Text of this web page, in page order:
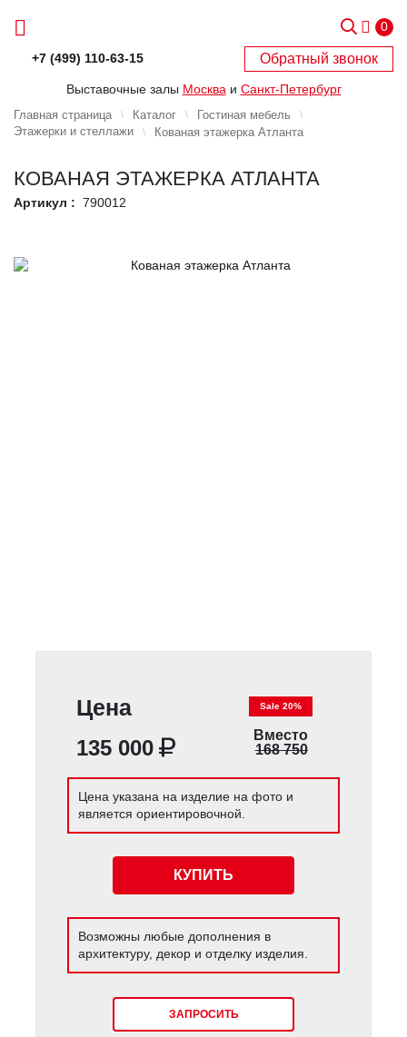
0
+7 (499) 110-63-15 Обратный звонок
Выставочные залы Москва и Санкт-Петербург
Главная страница Каталог
Гостиная мебель
Этажерки и стеллажи
Кованая этажерка Атланта
КОВАНАЯ ЭТАЖЕРКА АТЛАНТА
Артикул : 790012
Цена
135 000
Sale 20%
Вместо
168 750
Цена указана на изделие на фото и
является ориентировочной.
КУПИТЬ
Возможны любые дополнения в
архитектуру, декор и отделку изделия.
ЗАПРОСИТЬ